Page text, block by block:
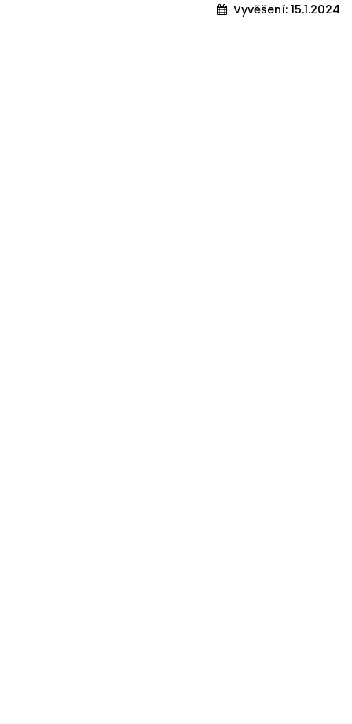
Vyvěšení: 15.1.2024